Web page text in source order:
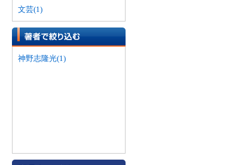
文芸(1)
神野志隆光(1)